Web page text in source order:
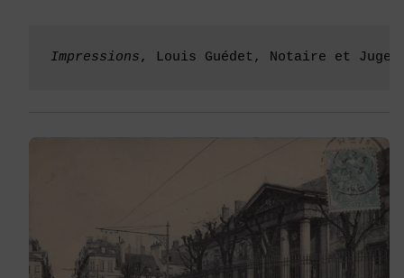
Impressions, Louis Guédet, Notaire et